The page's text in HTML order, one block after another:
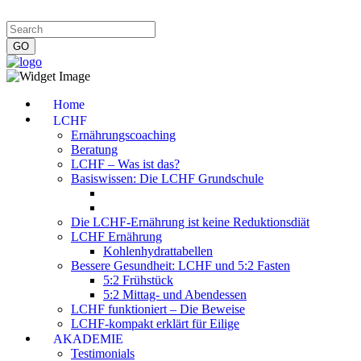
Home
LCHF
Ernährungscoaching
Beratung
LCHF – Was ist das?
Basiswissen: Die LCHF Grundschule
Die LCHF-Ernährung ist keine Reduktionsdiät
LCHF Ernährung
Kohlenhydrattabellen
Bessere Gesundheit: LCHF und 5:2 Fasten
5:2 Frühstück
5:2 Mittag- und Abendessen
LCHF funktioniert – Die Beweise
LCHF-kompakt erklärt für Eilige
AKADEMIE
Testimonials